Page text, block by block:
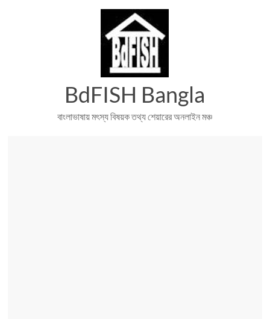
BdFISH Bangla
বাংলাভাষায় মৎস্য বিষয়ক তথ্য শেয়ারের অনলাইন মঞ্চ